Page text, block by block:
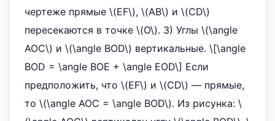
чертеже прямые \(EF\), \(AB\) и \(CD\)
пересекаются в точке \(O\). 3) Углы \(\angle
AOC\) и \(\angle BOD\) вертикальные. \[\angle
BOD = \angle BOE + \angle EOD\] Если
предположить, что \(EF\) и \(CD\) — прямые,
то \(\angle AOC = \angle BOD\). Из рисунка: \